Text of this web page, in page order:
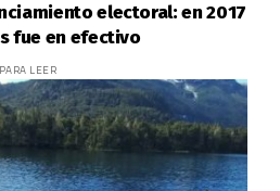
electoral: en 2017
fue en efectivo
LEER